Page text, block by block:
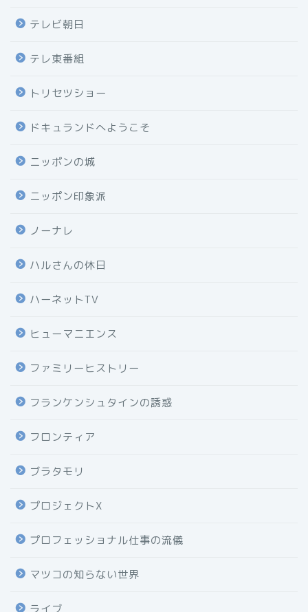
テレビ朝日
テレ東番組
トリセツショー
ドキュランドへようこそ
ニッポンの城
ニッポン印象派
ノーナレ
ハルさんの休日
ハーネットTV
ヒューマニエンス
ファミリーヒストリー
フランケンシュタインの誘惑
フロンティア
ブラタモリ
プロジェクトX
プロフェッショナル仕事の流儀
マツコの知らない世界